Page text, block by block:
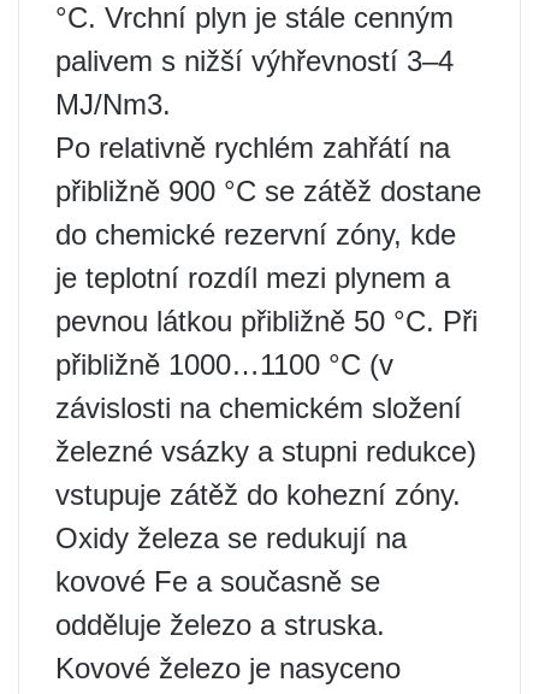
°C. Vrchní plyn je stále cenným
palivem s nižší výhřevností 3–4
MJ/Nm3.
Po relativně rychlém zahřátí na
přibližně 900 °C se zátěž dostane
do chemické rezervní zóny, kde
je teplotní rozdíl mezi plynem a
pevnou látkou přibližně 50 °C. Při
přibližně 1000…1100 °C (v
závislosti na chemickém složení
železné vsázky a stupni redukce)
vstupuje zátěž do kohezní zóny.
Oxidy železa se redukují na
kovové Fe a současně se
odděluje železo a struska.
Kovové železo je nasyceno